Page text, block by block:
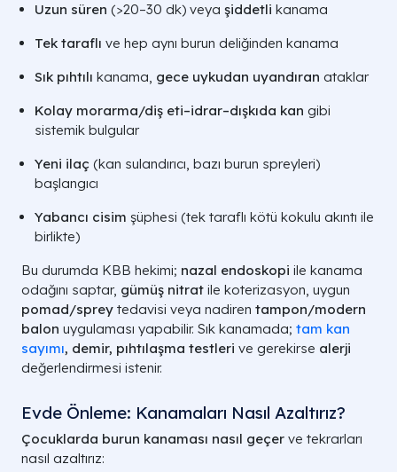
Uzun süren (>20–30 dk) veya şiddetli kanama
Tek taraflı ve hep aynı burun deliğinden kanama
Sık pıhtılı kanama, gece uykudan uyandıran ataklar
Kolay morarma/diş eti–idrar–dışkıda kan gibi
sistemik bulgular
Yeni ilaç (kan sulandırıcı, bazı burun spreyleri)
başlangıcı
Yabancı cisim şüphesi (tek taraflı kötü kokulu akıntı ile
birlikte)
Bu durumda KBB hekimi; nazal endoskopi ile kanama
odağını saptar, gümüş nitrat ile koterizasyon, uygun
pomad/sprey tedavisi veya nadiren tampon/modern
balon uygulaması yapabilir. Sık kanamada; tam kan
sayımı, demir, pıhtılaşma testleri ve gerekirse alerji
değerlendirmesi istenir.
Evde Önleme: Kanamaları Nasıl Azaltırız?
Çocuklarda burun kanaması nasıl geçer ve tekrarları
nasıl azaltırız: